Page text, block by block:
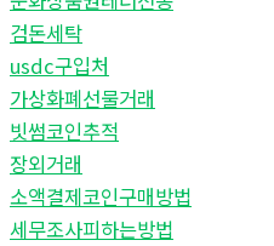
검돈세탁
usdc구입처
가상화폐선물거래
빗썸코인추적
장외거래
소액결제코인구매방법
세무조사피하는방법